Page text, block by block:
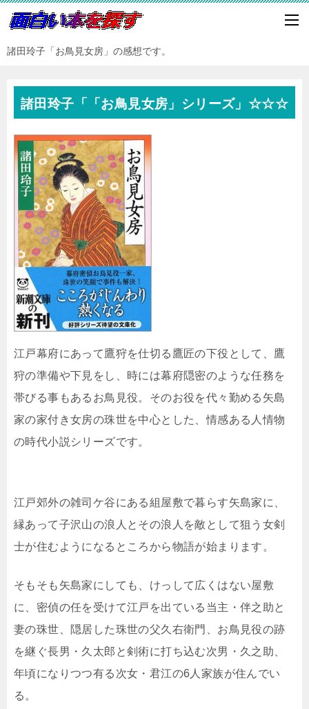
諸田玲子「お鳥見女房」の感想です。
諸田玲子「「お鳥見女房」シリーズ」☆☆☆
江戸幕府にあって鷹狩を仕切る鷹匠の下役として、鷹
狩の準備や下見をし、時には幕府隠密のような任務を
帯びる事もあるお鳥見役。そのお役を代々勤める矢島
家の家付き女房の珠世を中心とした、情感ある人情物
の時代小説シリーズです。
江戸郊外の雑司ケ谷にある組屋敷で暮らす矢島家に、
縁あって子沢山の浪人とその浪人を敵として狙う女剣
士が住むようになるところから物語が始まります。
そもそも矢島家にしても、けっして広くはない屋敷
に、密偵の任を受けて江戸を出ている当主・伴之助と
妻の珠世、隠居した珠世の父久右衛門、お鳥見役の跡
を継ぐ長男・久太郎と剣術に打ち込む次男・久之助、
年頃になりつつ有る次女・君江の6人家族が住んでい
る。